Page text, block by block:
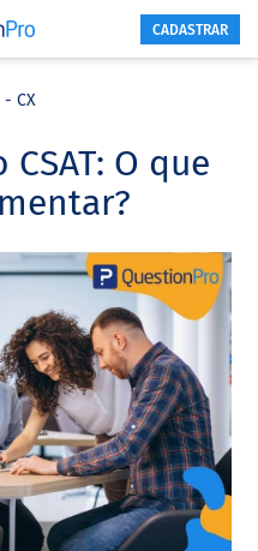
CADASTRAR
CX
O que